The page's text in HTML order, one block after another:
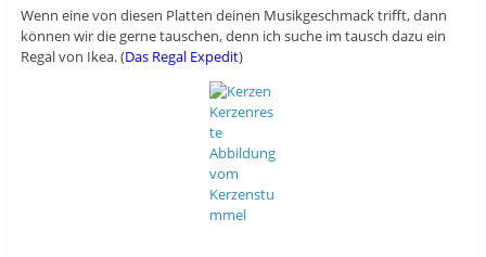
Wenn eine von diesen Platten deinen Musikgeschmack trifft, dann
können wir die gerne tauschen, denn ich suche im tausch dazu ein
Regal von Ikea. (Das Regal Expedit)